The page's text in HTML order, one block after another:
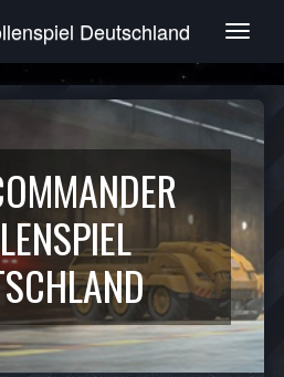
T
g
e
v
g
a
t
i
o
n
Deutschland